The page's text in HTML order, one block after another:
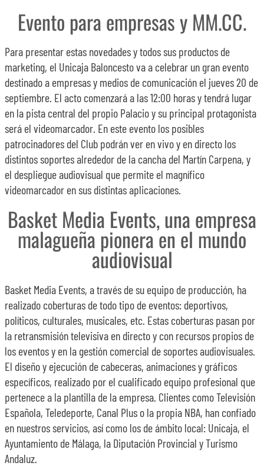
Evento para empresas y MM.CC.
Para presentar estas novedades y todos sus productos de
marketing, el Unicaja Baloncesto va a celebrar un gran evento
destinado a empresas y medios de comunicación el jueves 20 de
septiembre. El acto comenzará a las 12:00 horas y tendrá lugar
en la pista central del propio Palacio y su principal protagonista
será el videomarcador. En este evento los posibles
patrocinadores del Club podrán ver en vivo y en directo los
distintos soportes alrededor de la cancha del Martín Carpena, y
el despliegue audiovisual que permite el magnífico
videomarcador en sus distintas aplicaciones.
Basket Media Events, una empresa
malagueña pionera en el mundo
audiovisual
Basket Media Events, a través de su equipo de producción, ha
realizado coberturas de todo tipo de eventos: deportivos,
políticos, culturales, musicales, etc. Estas coberturas pasan por
la retransmisión televisiva en directo y con recursos propios de
los eventos y en la gestión comercial de soportes audiovisuales.
El diseño y ejecución de cabeceras, animaciones y gráficos
específicos, realizado por el cualificado equipo profesional que
pertenece a la plantilla de la empresa. Clientes como Televisión
Española, Teledeporte, Canal Plus o la propia NBA, han confiado
en nuestros servicios, así como los de ámbito local: Unicaja, el
Ayuntamiento de Málaga, la Diputación Provincial y Turismo
Andaluz.